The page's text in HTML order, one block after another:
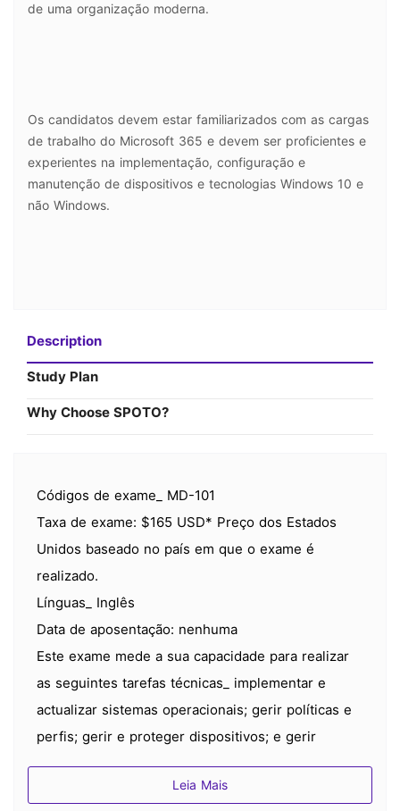
de uma organização moderna.
Os candidatos devem estar familiarizados com as cargas
de trabalho do Microsoft 365 e devem ser proficientes e
experientes na implementação, configuração e
manutenção de dispositivos e tecnologias Windows 10 e
não Windows.
Description
Study Plan
Why Choose SPOTO?
Códigos de exame_ MD-101
Taxa de exame: $165 USD* Preço dos Estados
Unidos baseado no país em que o exame é
realizado.
Línguas_ Inglês
Data de aposentação: nenhuma
Este exame mede a sua capacidade para realizar
as seguintes tarefas técnicas_ implementar e
actualizar sistemas operacionais; gerir políticas e
perfis; gerir e proteger dispositivos; e gerir
aplicações e dados. Se passou no Exame 70-698
antes de expirar a 31 de Março de 2019, só
Leia Mais